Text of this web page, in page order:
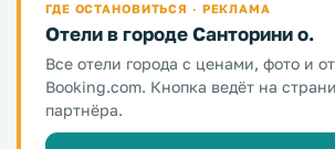
ГДЕ ОСТАНОВИТЬСЯ · РЕКЛАМА
Отели в городе Санторини о.
Все отели города с ценами, фото и
Booking.com. Кнопка ведёт на
партнёра.